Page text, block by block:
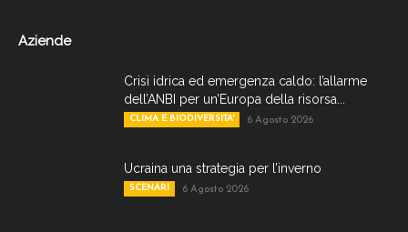
Aziende
Crisi idrica ed emergenza caldo: l’allarme
dell’ANBI per un’Europa della risorsa...
CLIMA E BIODIVERSITA' 6 Agosto 2026
Ucraina una strategia per l’inverno
SCENARI 6 Agosto 2026